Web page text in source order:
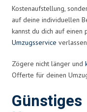
Kostenaufstellung,
auf deine individuellen
kannst du dich auf
Umzugsservice
Zögere nicht länger und
Offerte für deinen
Günstiges